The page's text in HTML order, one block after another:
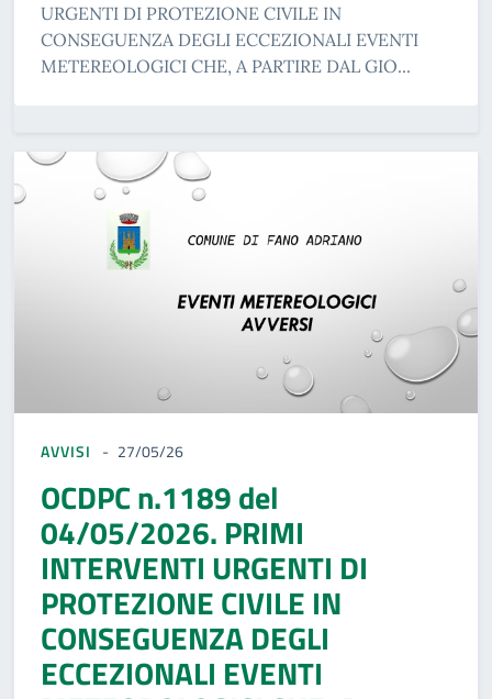
URGENTI DI PROTEZIONE CIVILE IN
CONSEGUENZA DEGLI ECCEZIONALI EVENTI
METEREOLOGICI CHE, A PARTIRE DAL GIO...
AVVISI 27/05/26
OCDPC n.1189 del
04/05/2026. PRIMI
INTERVENTI URGENTI DI
PROTEZIONE CIVILE IN
CONSEGUENZA DEGLI
ECCEZIONALI EVENTI